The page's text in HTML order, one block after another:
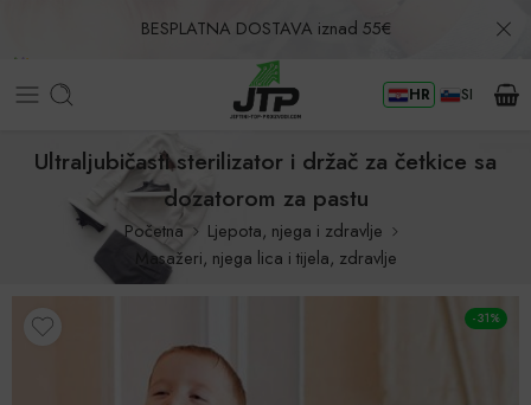
BESPLATNA DOSTAVA iznad 55€
Povrat u roku od 30 dana! HR SI
Ultraljubičasti sterilizator i držač za četkice sa
dozatorom za pastu
Početna
Ljepota, njega i zdravlje
Masažeri, njega lica i tijela, zdravlje
-31%